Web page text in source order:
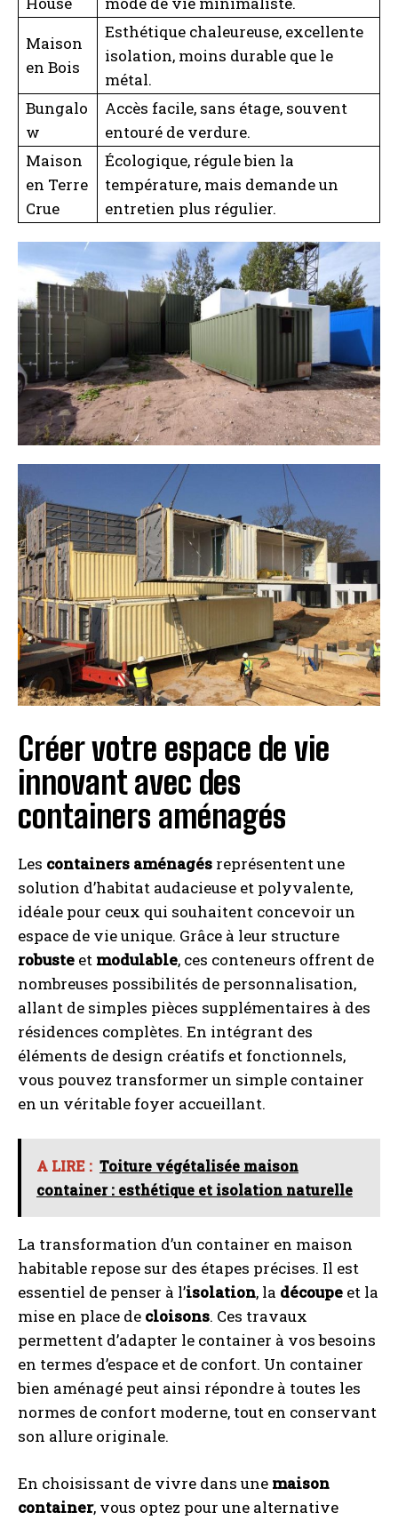
A LIRE : Schlingue toiture : définition et rôle dans
l’étanchéité de votre toit
Maison
en Bois
Esthétique chaleureuse, excellente
isolation, moins durable que le
métal.
Bungalo
w
Accès facile, sans étage, souvent
entouré de verdure.
Maison
en Terre
Crue
Écologique, régule bien la
température, mais demande un
entretien plus régulier.
Créer votre espace de vie
innovant avec des
containers aménagés
Les containers aménagés représentent une
solution d’habitat audacieuse et polyvalente,
idéale pour ceux qui souhaitent concevoir un
espace de vie unique. Grâce à leur structure
robuste et modulable, ces conteneurs offrent de
nombreuses possibilités de personnalisation,
allant de simples pièces supplémentaires à des
résidences complètes. En intégrant des
éléments de design créatifs et fonctionnels,
vous pouvez transformer un simple container
en un véritable foyer accueillant.
A LIRE : Toiture végétalisée maison
container : esthétique et isolation naturelle
La transformation d’un container en maison
habitable repose sur des étapes précises. Il est
essentiel de penser à l’isolation, la découpe et la
mise en place de cloisons. Ces travaux
permettent d’adapter le container à vos besoins
en termes d’espace et de confort. Un container
bien aménagé peut ainsi répondre à toutes les
normes de confort moderne, tout en conservant
son allure originale.
En choisissant de vivre dans une maison
container, vous optez pour une alternative